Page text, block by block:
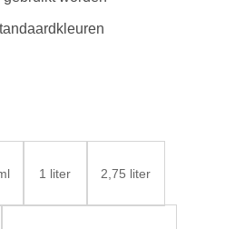
1 liter 2,75 liter